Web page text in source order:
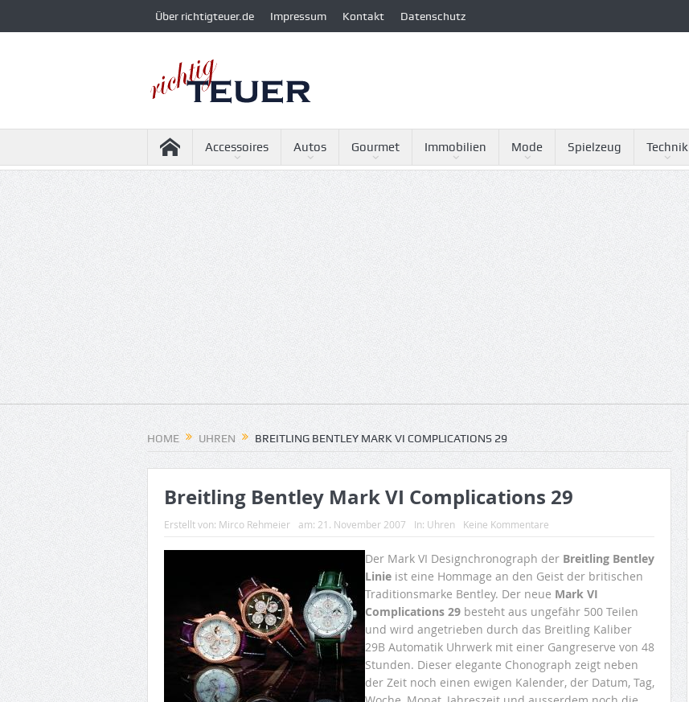
Über richtigteuer.de Impressum Kontakt Datenschutz
Accessoires Autos Gourmet Immobilien Mode Spielzeug Technik
HOME UHREN BREITLING BENTLEY MARK VI COMPLICATIONS 29
Breitling Bentley Mark VI Complications 29
Erstellt von: Mirco Rehmeier am: 21. November 2007 In: Uhren Keine Kommentare
Der Mark VI Designchronograph der Breitling Bentley
Linie ist eine Hommage an den Geist der britischen
Traditionsmarke Bentley. Der neue Mark VI
Complications 29 besteht aus ungefähr 500 Teilen
und wird angetrieben durch das Breitling Kaliber
29B Automatik Uhrwerk mit einer Gangreserve von 48
Stunden. Dieser elegante Chonograph zeigt neben
der Zeit noch einen ewigen Kalender, der Datum, Tag,